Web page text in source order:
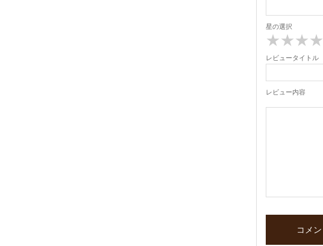
星の選択
★
★
★
★
レビュータイトル
レビュー内容